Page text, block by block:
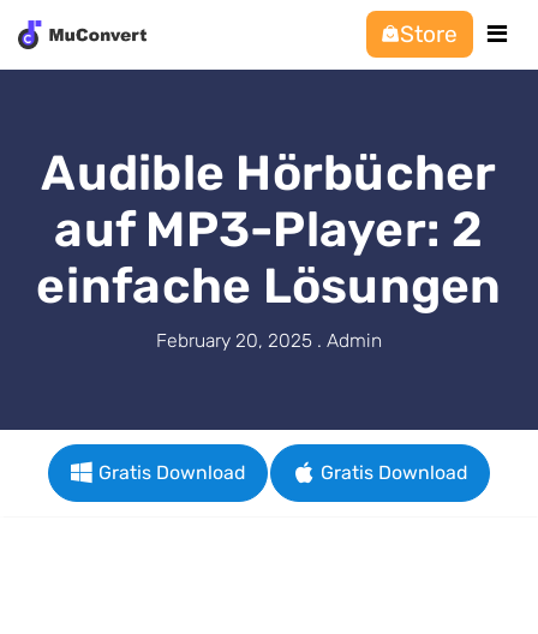
Store
Audible Hörbücher
auf MP3-Player: 2
einfache Lösungen
February 20, 2025 . Admin
Gratis Download Gratis Download